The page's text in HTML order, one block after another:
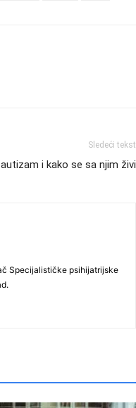
Sledeći tekst
i kako se sa njim živi
Specijalističke psihijatrijske